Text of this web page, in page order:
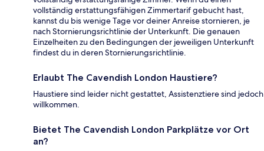
vollständig erstattungsfähigen Zimmertarif gebucht hast,
kannst du bis wenige Tage vor deiner Anreise stornieren, je
nach Stornierungsrichtlinie der Unterkunft. Die genauen
Einzelheiten zu den Bedingungen der jeweiligen Unterkunft
findest du in deren Stornierungsrichtlinie.
Erlaubt The Cavendish London Haustiere?
Haustiere sind leider nicht gestattet, Assistenztiere sind jedoch
willkommen.
Bietet The Cavendish London Parkplätze vor Ort
an?